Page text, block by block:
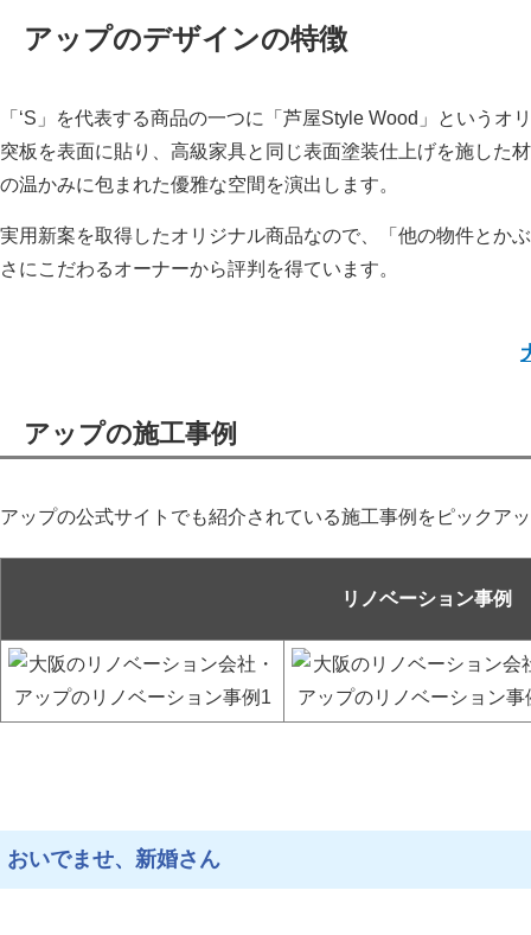
アップのデザインの特徴
「‘S」を代表する商品の一つに「芦屋Style Wood」というオ
突板を表面に貼り、高級家具と同じ表面塗装仕上げを施した
の温かみに包まれた優雅な空間を演出します。
実用新案を取得したオリジナル商品なので、「他の物件とか
さにこだわるオーナーから評判を得ています。
アップの施工事例
アップの公式サイトでも紹介されている施工事例をピックア
リノベーション事例
おいでませ、新婚さん